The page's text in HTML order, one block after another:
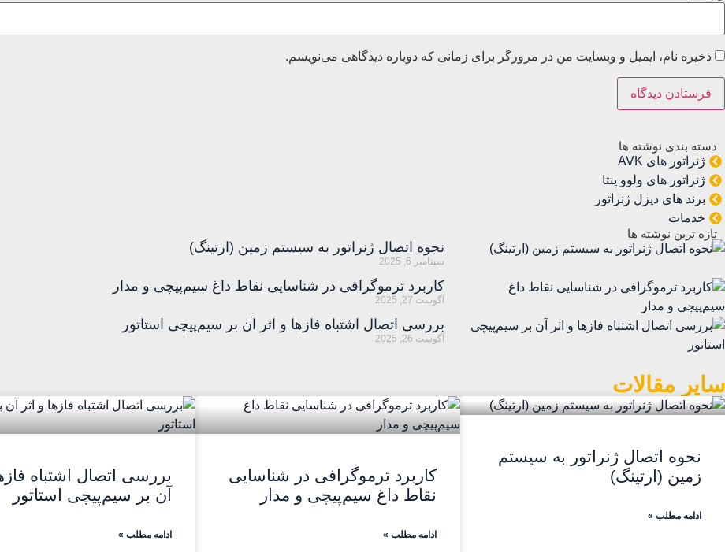
ذخیره نام، ایمیل و وبسایت من در مرورگر برای زمانی که دوباره دیدگاهی می‌نویسم.
دسته بندی نوشته ها
ژنراتور های AVK
ژنراتور های ولوو پنتا
برند های دیزل ژنراتور
خدمات
تازه ترین نوشته ها
نحوه اتصال ژنراتور به سیستم زمین (ارتینگ)
سپتامبر 6, 2025
کاربرد ترموگرافی در شناسایی نقاط داغ سیم‌پیچی و مدار
آگوست 27, 2025
بررسی اتصال اشتباه فازها و اثر آن بر سیم‌پیچی استاتور
آگوست 26, 2025
سایر مقالات
نحوه اتصال ژنراتور به سیستم
زمین (ارتینگ)
ادامه مطلب »
کاربرد ترموگرافی در شناسایی
نقاط داغ سیم‌پیچی و مدار
ادامه مطلب »
بررسی اتصال اشتباه
آن بر سیم‌پیچی استاتور
ادامه مطلب »